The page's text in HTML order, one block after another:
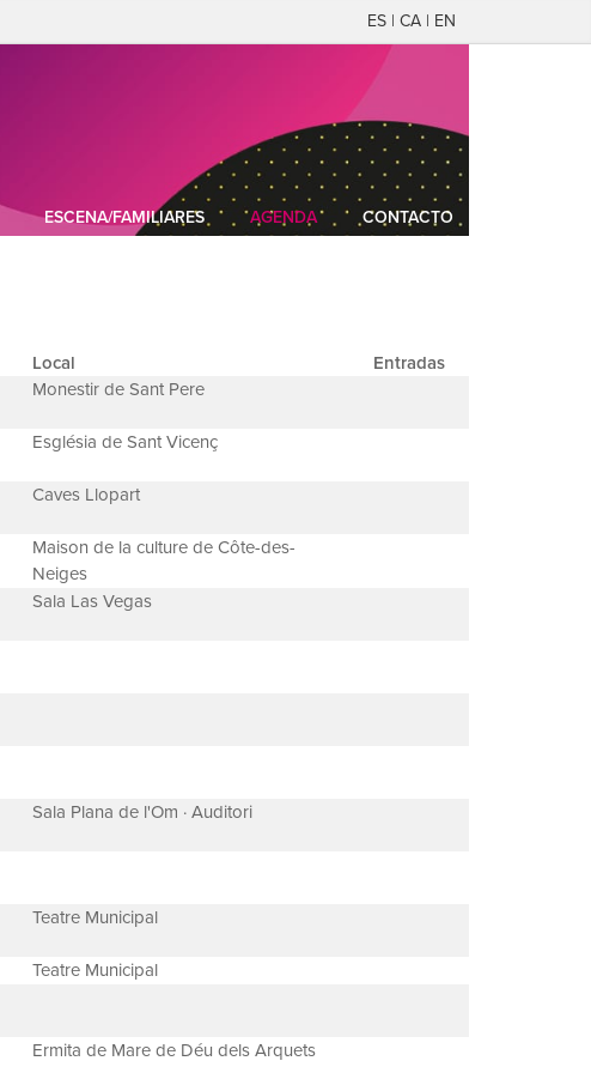
ES | CA | EN
ESCENA/FAMILIARES AGENDA CONTACTO
Local
Entradas
Monestir de Sant Pere
Església de Sant Vicenç
Caves Llopart
Maison de la culture de Côte-des-
Neiges
Sala Las Vegas
Sala Plana de l'Om · Auditori
Teatre Municipal
Teatre Municipal
Ermita de Mare de Déu dels Arquets